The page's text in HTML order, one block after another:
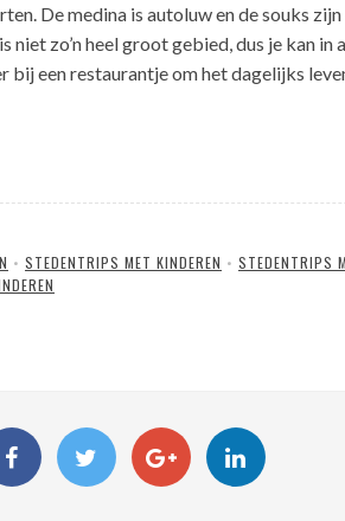
De medina is autoluw en de souks
zo’n heel groot gebied, dus je kan
een restaurantje om het dagelijks
• STEDENTRIPS MET KINDEREN • STEDENTRIPS